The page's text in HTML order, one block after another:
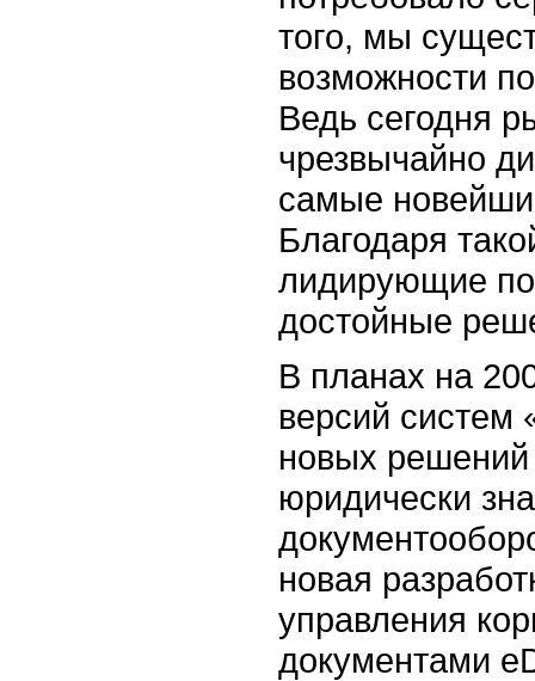
того, мы
возможности
Ведь сегодня
чрезвычайно
самые
Благодаря
лидирующие
достойные
В планах на
версий систем
новых
юридически
новая
управления
документами